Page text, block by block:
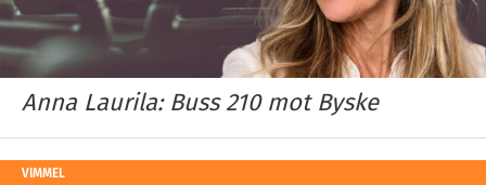
Anna Laurila: Buss 210 mot Byske
VIMMEL